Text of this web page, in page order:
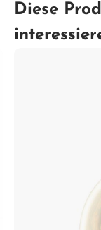
Diese